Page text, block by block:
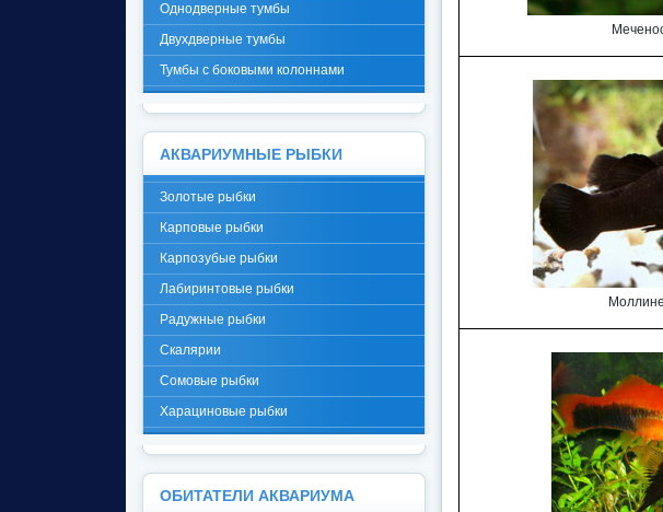
Однодверные тумбы
Двухдверные тумбы
Тумбы с боковыми колоннами
АКВАРИУМНЫЕ РЫБКИ
Золотые рыбки
Карповые рыбки
Карпозубые рыбки
Лабиринтовые рыбки
Радужные рыбки
Скалярии
Сомовые рыбки
Харациновые рыбки
ОБИТАТЕЛИ АКВАРИУМА